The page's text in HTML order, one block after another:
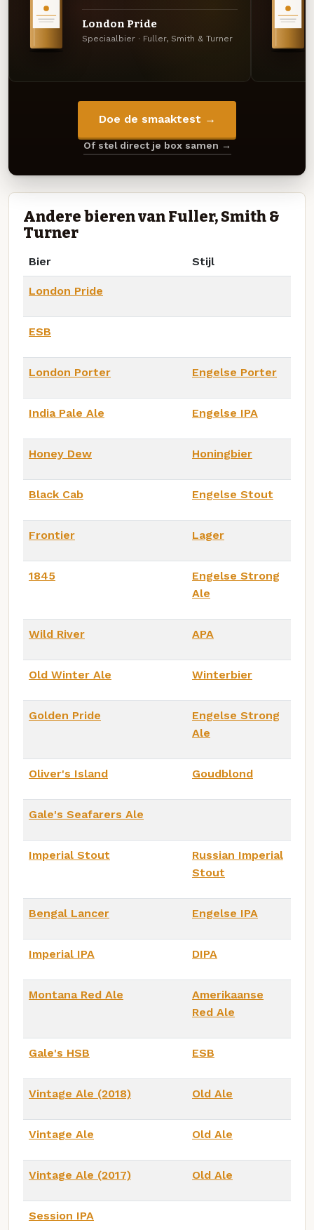
London Pride
Speciaalbier · Fuller, Smith & Turner
Doe de smaaktest →
Of stel direct je box samen →
Andere bieren van Fuller, Smith &
Turner
Bier Stijl
London Pride
ESB
London Porter Engelse Porter
India Pale Ale Engelse IPA
Honey Dew Honingbier
Black Cab Engelse Stout
Frontier Lager
1845
Engelse Strong
Ale
Wild River APA
Old Winter Ale Winterbier
Golden Pride
Engelse Strong
Ale
Oliver's Island Goudblond
Gale's Seafarers Ale
Imperial Stout
Russian Imperial
Stout
Bengal Lancer Engelse IPA
Imperial IPA DIPA
Montana Red Ale
Amerikaanse
Red Ale
Gale's HSB ESB
Vintage Ale (2018) Old Ale
Vintage Ale Old Ale
Vintage Ale (2017) Old Ale
Session IPA